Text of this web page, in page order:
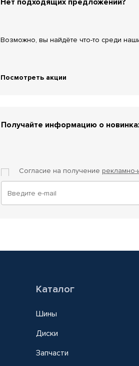
Возможно, вы найдёте что-то среди
Посмотреть акции
Получайте информацию о
Согласие на получение
Каталог
Шины
Диски
Запчасти